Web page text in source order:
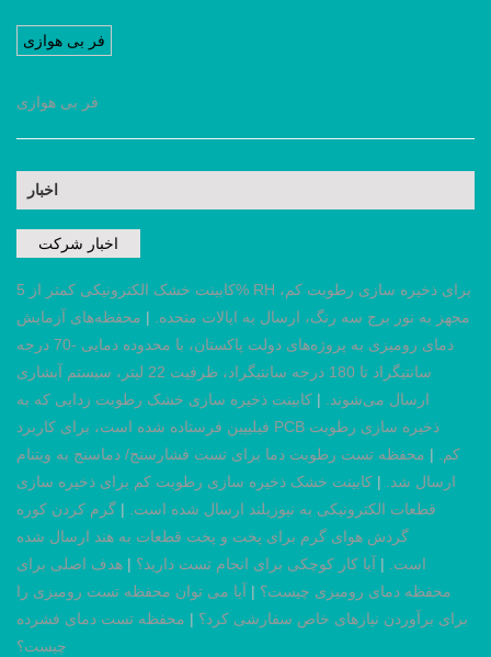
فر بی هوازی
فر بی هوازی
اخبار
اخبار شرکت
کابینت خشک الکترونیکی کمتر از 5% RH برای ذخیره سازی رطوبت کم،
مجهز به نور برج سه رنگ، ارسال به ایالات متحده.
| محفظه‌های آزمایش
دمای رومیزی به پروژه‌های دولت پاکستان، با محدوده دمایی -70 درجه
سانتیگراد تا 180 درجه سانتیگراد، ظرفیت 22 لیتر، سیستم آبشاری
ارسال می‌شوند.
| کابینت ذخیره سازی خشک رطوبت زدایی که به
فیلیپین فرستاده شده است، برای کاربرد PCB ذخیره سازی رطوبت
کم.
| محفظه تست رطوبت دما برای تست فشارسنج/ دماسنج به ویتنام
ارسال شد.
| کابینت خشک ذخیره سازی رطوبت کم برای ذخیره سازی
قطعات الکترونیکی به نیوزیلند ارسال شده است.
| گرم کردن کوره
گردش هوای گرم برای پخت و پخت قطعات به هند ارسال شده
است.
| آیا کار کوچکی برای انجام تست دارید؟ | هدف اصلی برای
محفظه دمای رومیزی چیست؟ | آیا می توان محفظه تست رومیزی را
برای برآوردن نیازهای خاص سفارشی کرد؟ | محفظه تست دمای فشرده
چیست؟